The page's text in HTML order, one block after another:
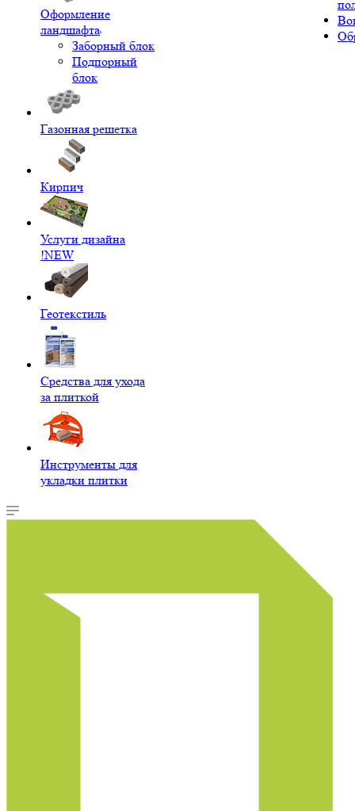
Оформление
ландшафта
Заборный блок
Подпорный
блок
Газонная решетка
Кирпич
Услуги дизайна
!NEW
Геотекстиль
Средства для ухода
за плиткой
Инструменты для
укладки плитки